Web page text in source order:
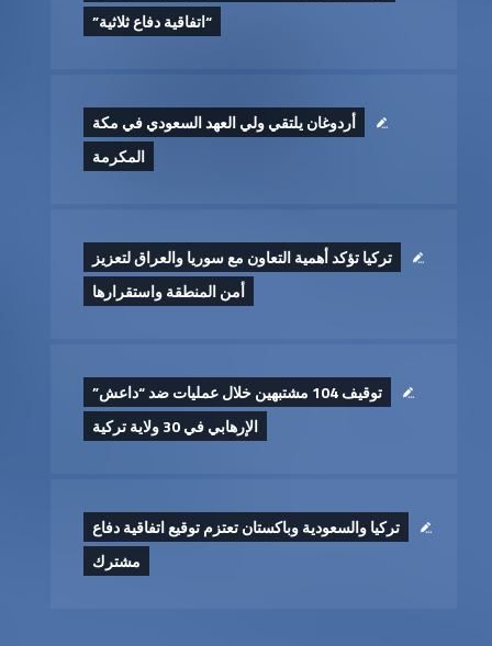
“اتفاقية دفاع ثلاثية”
أردوغان يلتقي ولي العهد السعودي في مكة
المكرمة
تركيا تؤكد أهمية التعاون مع سوريا والعراق لتعزيز
أمن المنطقة واستقرارها
توقيف 104 مشتبهين خلال عمليات ضد “داعش”
الإرهابي في 30 ولاية تركية
تركيا والسعودية وباكستان تعتزم توقيع اتفاقية دفاع
مشترك